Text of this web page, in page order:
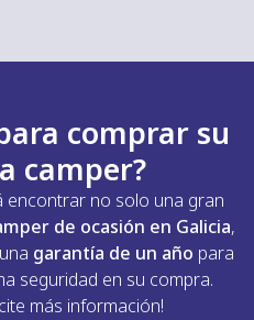
viajes y
comprar su
camper?
encontrar no solo una gran
de ocasión en Galicia,
garantía de un año para
seguridad en su compra.
más información!